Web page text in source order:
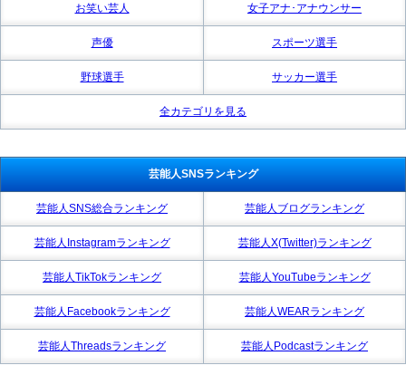
お笑い芸人 女子アナ･アナウンサー
声優 スポーツ選手
野球選手 サッカー選手
全カテゴリを見る
芸能人SNSランキング
芸能人SNS総合ランキング 芸能人ブログランキング
芸能人Instagramランキング 芸能人X(Twitter)ランキング
芸能人TikTokランキング 芸能人YouTubeランキング
芸能人Facebookランキング 芸能人WEARランキング
芸能人Threadsランキング 芸能人Podcastランキング